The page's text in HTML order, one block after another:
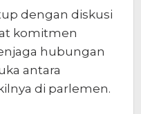
dengan diskusi
komitmen
hubungan
antara
di parlemen.